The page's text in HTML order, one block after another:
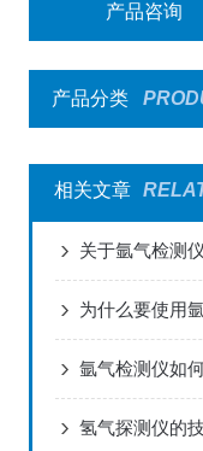
产品咨询
产品分类
相关文章
关于氩气检测
为什么要使用
氩气检测仪如
氢气探测仪的